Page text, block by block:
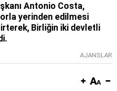
Antonio Costa,
yerinden edilmesi
Birliğin iki devletli
AJANSLAR